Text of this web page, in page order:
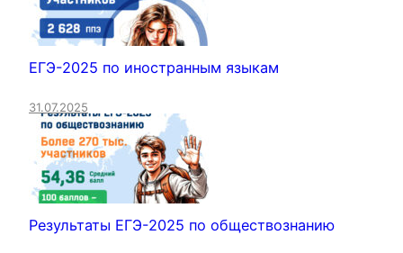
ЕГЭ-2025 по иностранным языкам
31.07.2025
Результаты ЕГЭ-2025 по обществознанию